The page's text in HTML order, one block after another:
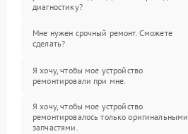
диагностику?
Мне нужен срочный ремонт. Сможете
сделать?
Я хочу, чтобы мое устройство
ремонтировали при мне.
Я хочу, чтобы мое устройство
ремонтировалось только оригинальными
запчастями.